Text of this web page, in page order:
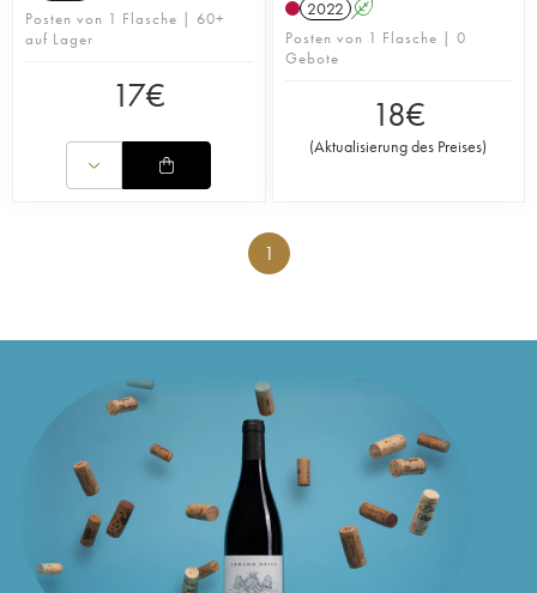
Posten von 1 Flasche | 60+
auf Lager
17€
2022 A
Posten von 1 Flasche | 0
Gebote
18€
(Aktualisierung des Preises)
1